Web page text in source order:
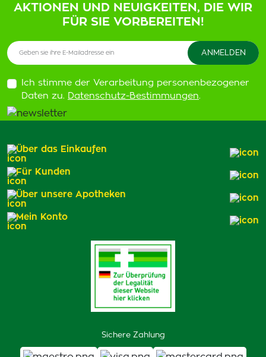
AKTIONEN UND NEUIGKEITEN, DIE WIR
FÜR SIE VORBEREITEN!
Ich stimme der Verarbeitung personenbezogener
Daten zu. Datenschutz-Bestimmungen.
Sichere Zahlung
Über das Einkaufen
Für Kunden
Über unsere Apotheken
Mein Konto